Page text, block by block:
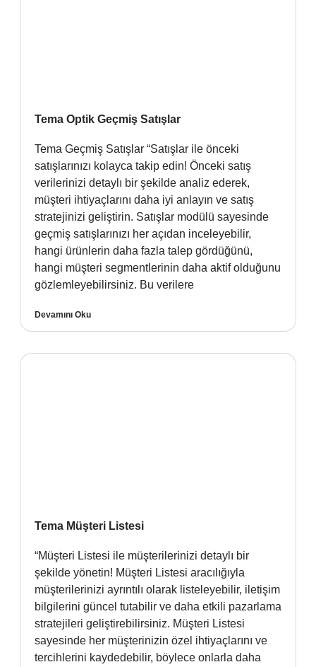
Tema Optik Geçmiş Satışlar
Tema Geçmiş Satışlar “Satışlar ile önceki
satışlarınızı kolayca takip edin! Önceki satış
verilerinizi detaylı bir şekilde analiz ederek,
müşteri ihtiyaçlarını daha iyi anlayın ve satış
stratejinizi geliştirin. Satışlar modülü sayesinde
geçmiş satışlarınızı her açıdan inceleyebilir,
hangi ürünlerin daha fazla talep gördüğünü,
hangi müşteri segmentlerinin daha aktif olduğunu
gözlemleyebilirsiniz. Bu verilere
Devamını Oku
Tema Müşteri Listesi
“Müşteri Listesi ile müşterilerinizi detaylı bir
şekilde yönetin! Müşteri Listesi aracılığıyla
müşterilerinizi ayrıntılı olarak listeleyebilir, iletişim
bilgilerini güncel tutabilir ve daha etkili pazarlama
stratejileri geliştirebilirsiniz. Müşteri Listesi
sayesinde her müşterinizin özel ihtiyaçlarını ve
tercihlerini kaydedebilir, böylece onlarla daha